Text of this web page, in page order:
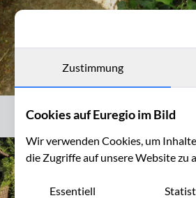
Zustimmung
Cookies auf Euregio im Bild
Wir verwenden Cookies, um
die Zugriffe auf unsere Website zu
Essentiell